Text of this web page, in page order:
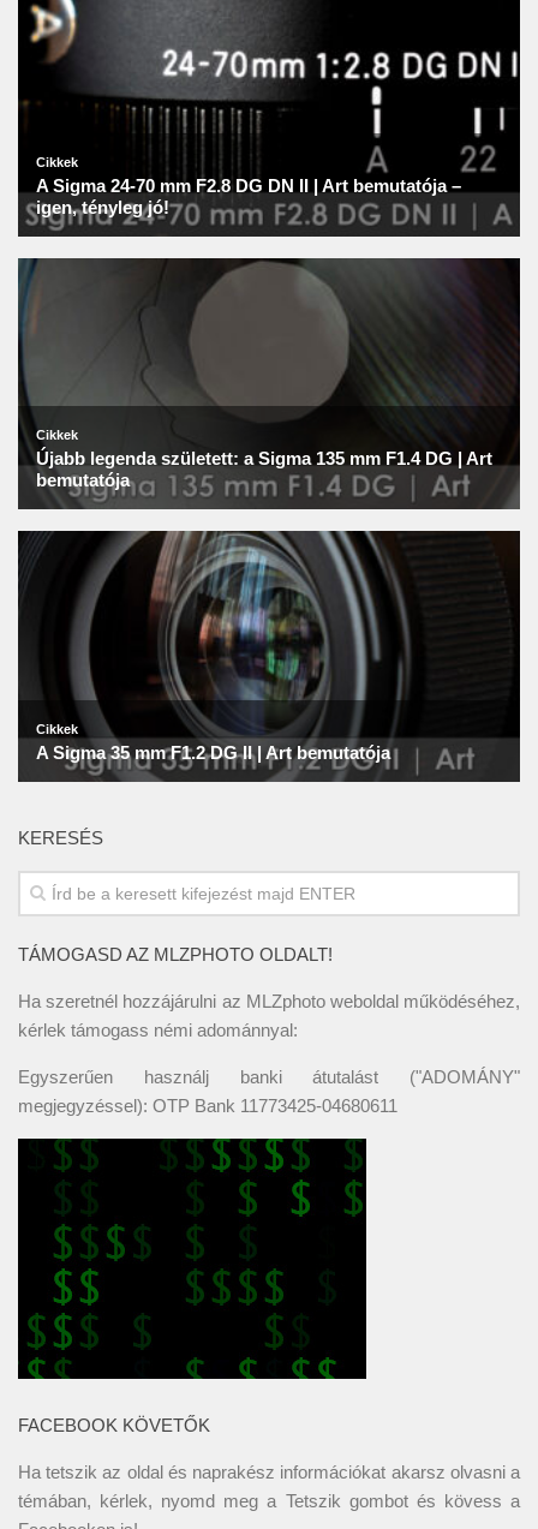
KERESÉS
TÁMOGASD AZ MLZPHOTO OLDALT!
Ha szeretnél hozzájárulni az MLZphoto weboldal működéséhez,
kérlek támogass némi adománnyal:
Egyszerűen használj banki átutalást ("ADOMÁNY"
megjegyzéssel): OTP Bank 11773425-04680611
FACEBOOK KÖVETŐK
Ha tetszik az oldal és naprakész információkat akarsz olvasni a
témában, kérlek, nyomd meg a Tetszik gombot és kövess a